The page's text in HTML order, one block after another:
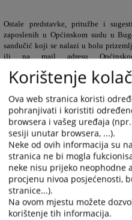
Ostale predstavke, pritužbe i
zaposlenih u Općinskom sudu u
sandučić koji se nalazi u holu
ili na mail adresu
5207
Korištenje
Ova web stranica koristi
pohranjivati i koristiti
browsera i vašeg uređaja
sesiji unutar browsera, ...).
Neke od ovih informacija su
stranica ne bi mogla
neke nisu prijeko neophodne
procjenu nivoa posjećenosti,
stranice...).
Na ovom mjestu možete
korištenje tih informacija.